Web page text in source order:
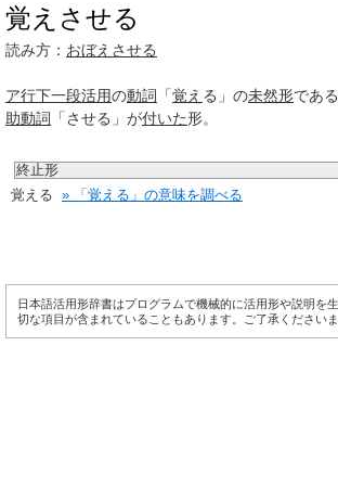
覚えさせる
読み方： おぼえさせる
ア行下一段活用の動詞 「覚え る」の未然形であ
助動詞 「させる」が付いた形。
終止形
覚える » 「覚える」の意味を調べる
日本語活用形辞書はプログラムで機械的に活用形や説明を
切な項目が含まれていることもあります。ご了承ください